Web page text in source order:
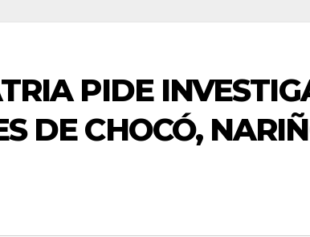
PIDE
DE CHOCÓ,